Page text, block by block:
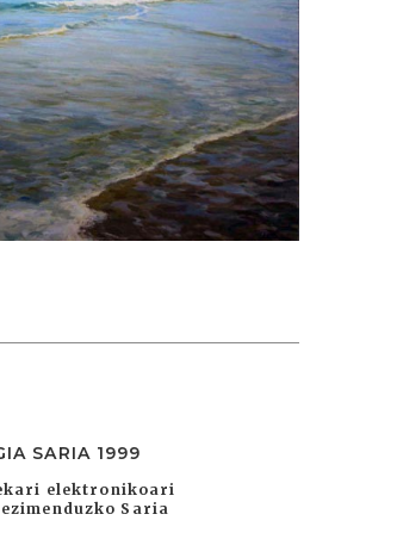
SARIA 1999
elektronikoari
Saria